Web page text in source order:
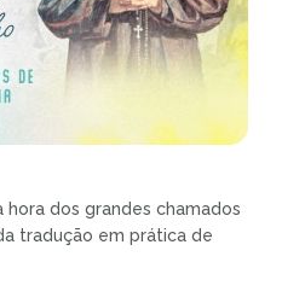
hora dos grandes chamados
tradução em prática de